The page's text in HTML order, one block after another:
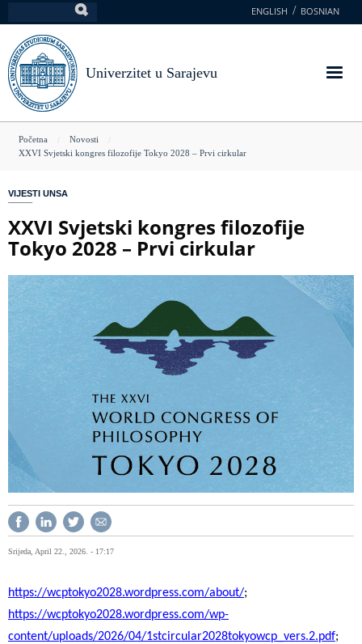
na
glavni
sadržaj
ENGLISH BOSNIAN
Univerzitet u Sarajevu
You
here
Početna
Novosti
XXVI Svjetski kongres filozofije Tokyo 2028 – Prvi cirkular
VIJESTI UNSA
XXVI Svjetski kongres filozofije
Tokyo 2028 – Prvi cirkular
Srijeda, April 22., 2026. - 17:17
https://wcptokyo2028.wordpress.com/about/;
https://wcptokyo2028.wordpress.com/wp-
content/uploads/2026/04/1stcircular2028tokyowcp_vers.2.pdf;